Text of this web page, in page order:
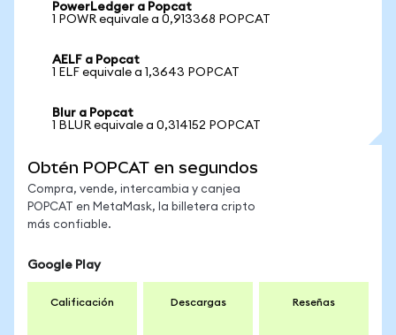
PowerLedger a Popcat
1 POWR equivale a 0,913368 POPCAT
AELF a Popcat
1 ELF equivale a 1,3643 POPCAT
Blur a Popcat
1 BLUR equivale a 0,314152 POPCAT
Obtén POPCAT en segundos
Compra, vende, intercambia y canjea
POPCAT en MetaMask, la billetera cripto
más confiable.
Google Play
Calificación Descargas Reseñas